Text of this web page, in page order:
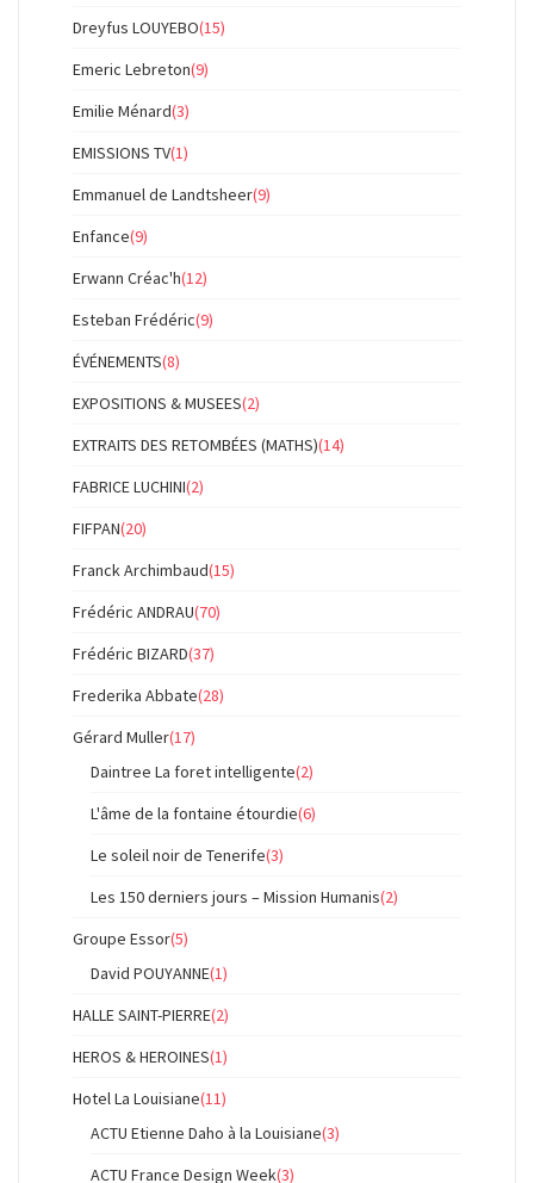
Dreyfus LOUYEBO(15)
Emeric Lebreton(9)
Emilie Ménard(3)
EMISSIONS TV(1)
Emmanuel de Landtsheer(9)
Enfance(9)
Erwann Créac'h(12)
Esteban Frédéric(9)
ÉVÉNEMENTS(8)
EXPOSITIONS & MUSEES(2)
EXTRAITS DES RETOMBÉES (MATHS)(14)
FABRICE LUCHINI(2)
FIFPAN(20)
Franck Archimbaud(15)
Frédéric ANDRAU(70)
Frédéric BIZARD(37)
Frederika Abbate(28)
Gérard Muller(17)
Daintree La foret intelligente(2)
L'âme de la fontaine étourdie(6)
Le soleil noir de Tenerife(3)
Les 150 derniers jours – Mission Humanis(2)
Groupe Essor(5)
David POUYANNE(1)
HALLE SAINT-PIERRE(2)
HEROS & HEROINES(1)
Hotel La Louisiane(11)
ACTU Etienne Daho à la Louisiane(3)
ACTU France Design Week(3)